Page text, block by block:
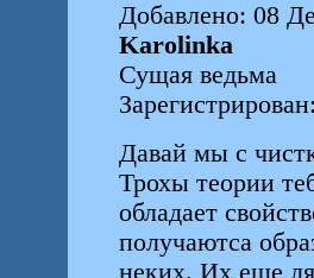
Добавлено: 08
Karolinka
Сущая ведьма
Давай мы с
Трохы теории
обладает
получаютса
неких. Их еще